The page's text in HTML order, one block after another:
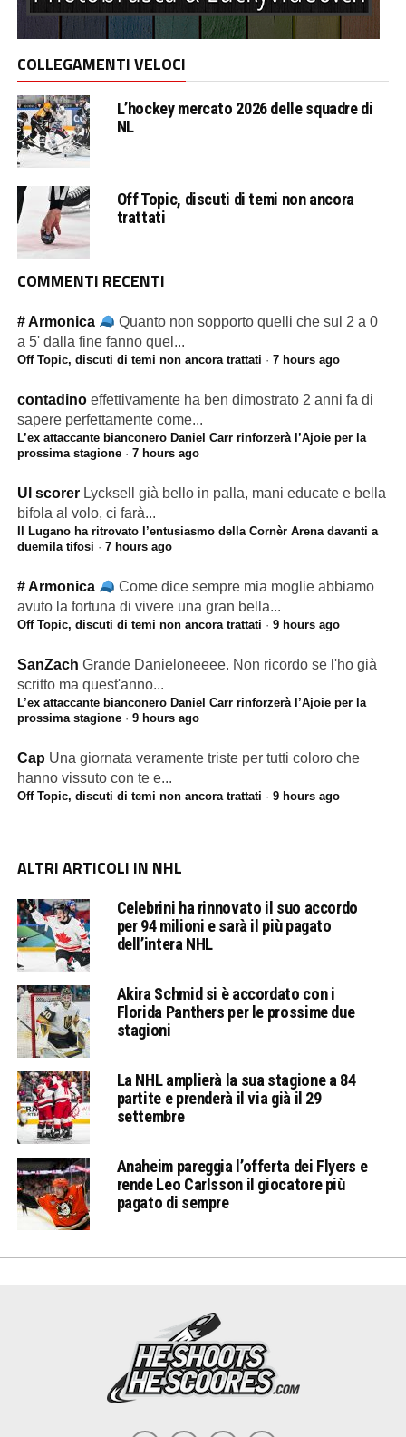
COLLEGAMENTI VELOCI
L’hockey mercato 2026 delle squadre di
NL
Off Topic, discuti di temi non ancora
trattati
COMMENTI RECENTI
# Armonica
Quanto non sopporto quelli che sul 2 a 0
a 5' dalla fine fanno quel...
Off Topic, discuti di temi non ancora trattati · 7 hours ago
contadino effettivamente ha ben dimostrato 2 anni fa di
sapere perfettamente come...
L’ex attaccante bianconero Daniel Carr rinforzerà l’Ajoie per la
prossima stagione· 7 hours ago
Ul scorer Lycksell già bello in palla, mani educate e bella
bifola al volo, ci farà...
Il Lugano ha ritrovato l’entusiasmo della Cornèr Arena davanti a
duemila tifosi · 7 hours ago
# Armonica
Come dice sempre mia moglie abbiamo
avuto la fortuna di vivere una gran bella...
Off Topic, discuti di temi non ancora trattati · 9 hours ago
SanZach Grande Danieloneeee. Non ricordo se l'ho già
scritto ma quest'anno...
L’ex attaccante bianconero Daniel Carr rinforzerà l’Ajoie per la
prossima stagione· 9 hours ago
Cap Una giornata veramente triste per tutti coloro che
hanno vissuto con te e...
Off Topic, discuti di temi non ancora trattati · 9 hours ago
ALTRI ARTICOLI IN NHL
Celebrini ha rinnovato il suo accordo
per 94 milioni e sarà il più pagato
dell’intera NHL
Akira Schmid si è accordato con i
Florida Panthers per le prossime due
stagioni
La NHL amplierà la sua stagione a 84
partite e prenderà il via già il 29
settembre
Anaheim pareggia l’offerta dei Flyers e
rende Leo Carlsson il giocatore più
pagato di sempre